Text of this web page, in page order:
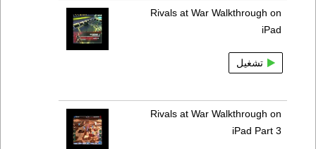
Rivals at War Walkthrough on
iPad
تشغيل
Rivals at War Walkthrough on
iPad Part 3